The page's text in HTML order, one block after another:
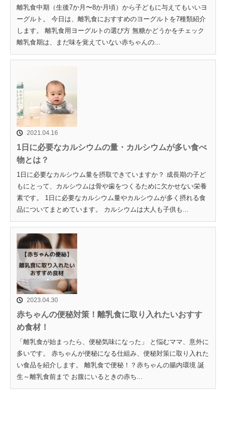
離乳食中期（生後7か月〜8か月頃）から子どもに与えてもいいヨ
ーグルト。 今日は、離乳食におすすめのヨーグルトを7種類紹介
します。 離乳食用ヨーグルトの選び方 無糖かどうかをチェック
離乳食期は、まだ味を覚えていない赤ちゃんの...
2021.04.16
1日に必要なカルシウムの量・カルシウムが多い食べ
物とは？
1日に必要なカルシウム量を摂取できていますか？ 成長期の子ど
もにとって、カルシウムは骨や歯をつくるために欠かせない栄養
素です。 1日に必要なカルシウム量やカルシウムが多く摂れる食
品についてまとめています。 カルシウムは大人も子供も...
2023.04.30
赤ちゃんの便秘対策！離乳食に取り入れたいおすす
め食材！
「離乳食が始まったら、便秘気味になった」 と悩むママ、意外に
多いです。 赤ちゃんが便秘になる仕組み、便秘対策に取り入れた
い食品を紹介します。 離乳食で便秘！？赤ちゃんの腸内環境 誕
生～離乳食前まで お腹にいるときの赤ち...